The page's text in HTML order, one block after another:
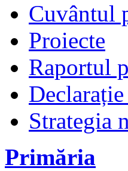
Cuvântul
Proiecte
Raportul
Strategia
Primăria